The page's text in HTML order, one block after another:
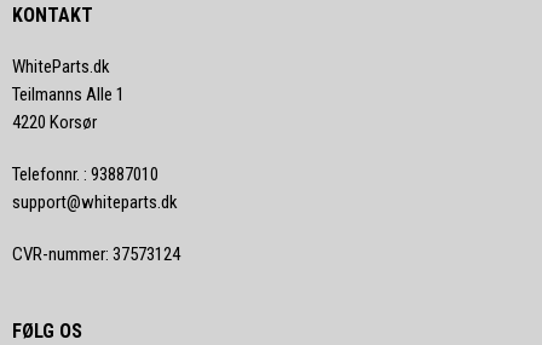
KONTAKT
WhiteParts.dk
Teilmanns Alle 1
4220 Korsør
Telefonnr. : 93887010
support@whiteparts.dk
CVR-nummer: 37573124
FØLG OS